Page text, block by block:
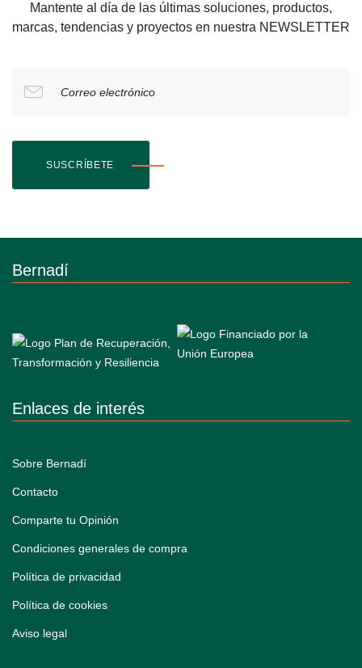
Mantente al día de las últimas soluciones, productos,
marcas, tendencias y proyectos en nuestra NEWSLETTER
Correo electrónico
SUSCRÍBETE
Bernadí
Enlaces de interés
Sobre Bernadí
Contacto
Comparte tu Opinión
Condiciones generales de compra
Política de privacidad
Política de cookies
Aviso legal